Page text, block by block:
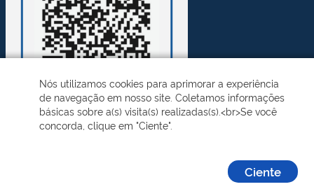
Nós utilizamos cookies para aprimorar a experiência
de navegação em nosso site. Coletamos informações
básicas sobre a(s) visita(s) realizadas(s).<br>Se você
concorda, clique em "Ciente".
Ciente